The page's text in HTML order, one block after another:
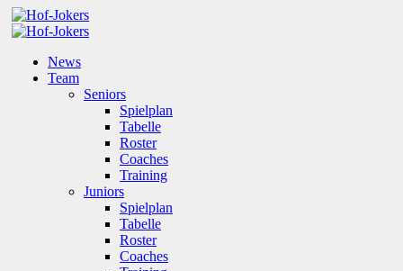
News
Team
Seniors
Spielplan
Tabelle
Roster
Coaches
Training
Juniors
Spielplan
Tabelle
Roster
Coaches